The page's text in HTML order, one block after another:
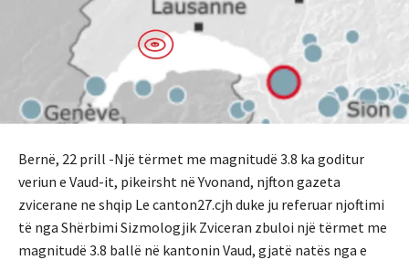
Bernë, 22 prill -Një tërmet me magnitudë 3.8 ka goditur
veriun e Vaud-it, pikeirsht në Yvonand, njfton gazeta
zvicerane ne shqip Le canton27.cjh duke ju referuar njoftimi
të nga Shërbimi Sizmologjik Zviceran zbuloi një tërmet me
magnitudë 3.8 ballë në kantonin Vaud, gjatë natës nga e